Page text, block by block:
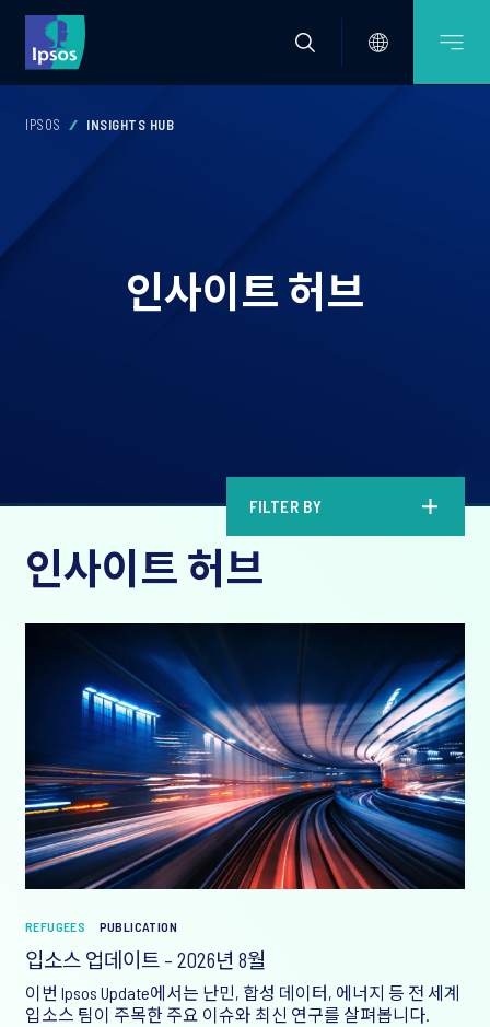
IPSOS INSIGHTS HUB
인사이트 허브
FILTER BY
인사이트 허브
REFUGEES PUBLICATION
입소스 업데이트 – 2026년 8월
이번 Ipsos Update에서는 난민, 합성 데이터, 에너지 등 전 세계
입소스 팀이 주목한 주요 이슈와 최신 연구를 살펴봅니다.